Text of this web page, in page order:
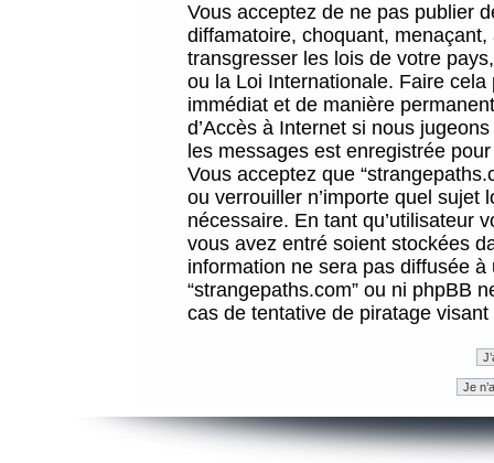
Vous acceptez de ne pas publier
diffamatoire, choquant,
transgresser les lois de votre
ou la Loi Internationale. Faire
immédiat et de manière
d’Accès à Internet si nous
les messages est enregistrée
Vous acceptez que
ou verrouiller n’importe quel sujet
nécessaire. En tant qu’utilisateur
vous avez entré soient stockées
information ne sera pas diffusée
“strangepaths.com” ou ni phpBB
cas de tentative de piratage